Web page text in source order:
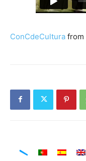
ConCdeCultura from